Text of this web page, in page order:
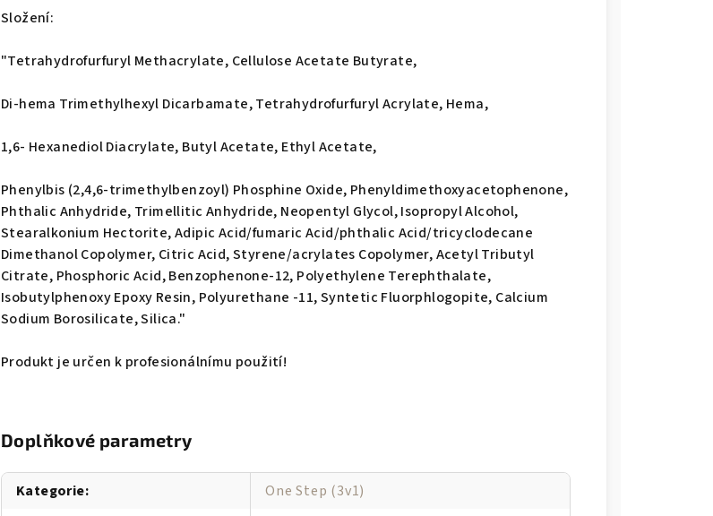
Složení:
"Tetrahydrofurfuryl Methacrylate, Cellulose Acetate Butyrate,
Di-hema Trimethylhexyl Dicarbamate, Tetrahydrofurfuryl Acrylate, Hema,
1,6- Hexanediol Diacrylate, Butyl Acetate, Ethyl Acetate,
Phenylbis (2,4,6-trimethylbenzoyl) Phosphine Oxide, Phenyldimethoxyacetophenone,
Phthalic Anhydride, Trimellitic Anhydride, Neopentyl Glycol, Isopropyl Alcohol,
Stearalkonium Hectorite, Adipic Acid/fumaric Acid/phthalic Acid/tricyclodecane
Dimethanol Copolymer, Citric Acid, Styrene/acrylates Copolymer, Acetyl Tributyl
Citrate, Phosphoric Acid, Benzophenone-12, Polyethylene Terephthalate,
Isobutylphenoxy Epoxy Resin, Polyurethane -11, Syntetic Fluorphlogopite, Calcium
Sodium Borosilicate, Silica."
Produkt je určen k profesionálnímu použití!
Doplňkové parametry
Kategorie:
One Step (3v1)